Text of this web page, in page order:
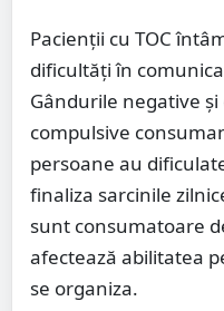
Pacienții cu TOC
dificultăți în
Gândurile negative
compulsive
persoane au
finaliza sarcinile
sunt consumatoare
afectează abilitatea
se organiza.